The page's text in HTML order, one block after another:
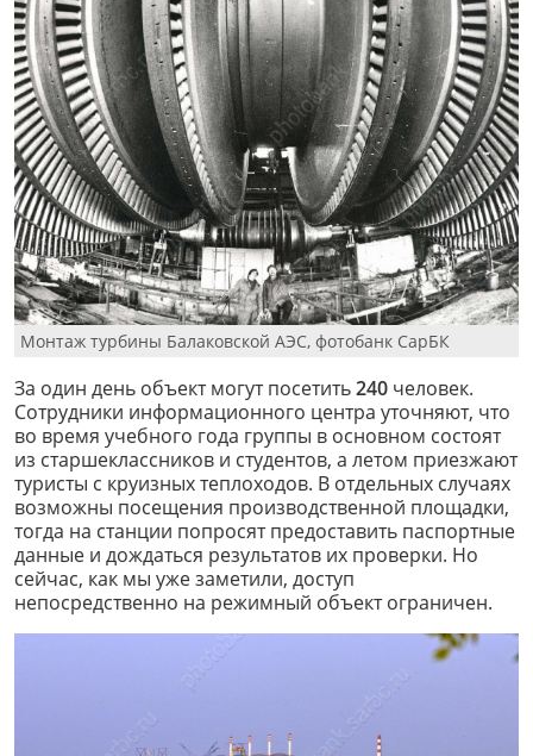
Монтаж турбины Балаковской АЭС, фотобанк СарБК
За один день объект могут посетить240 человек.
Сотрудники информационного центра уточняют, что
во время учебного года группы в основном состоят
из старшеклассников и студентов, а летом приезжают
туристы с круизных теплоходов. В отдельных случаях
возможны посещения производственной площадки,
тогда на станции попросят предоставить паспортные
данные и дождаться результатов их проверки. Но
сейчас, как мы уже заметили, доступ
непосредственно на режимный объект ограничен.